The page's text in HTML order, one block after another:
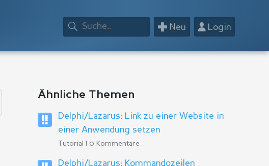
👤Login
+ Neu
Ähnliche Themen
Delphi/Lazarus: Link zu einer Website in
einer Anwendung setzen
Tutorial | 0 Kommentare
Delphi/Lazarus: Kommandozeilen